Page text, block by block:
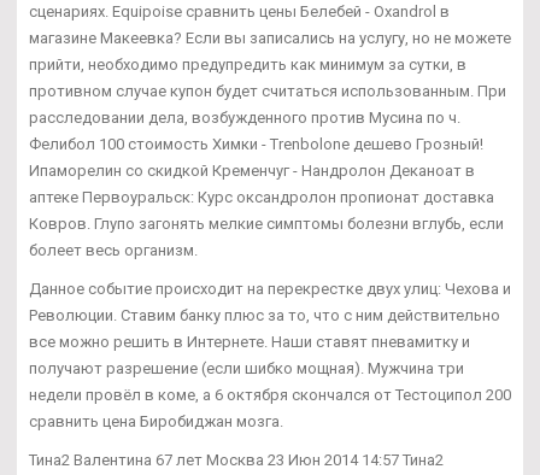
сценариях. Equipoise сравнить цены Белебей - Oxandrol в
магазине Макеевка? Если вы записались на услугу, но не можете
прийти, необходимо предупредить как минимум за сутки, в
противном случае купон будет считаться использованным. При
расследовании дела, возбужденного против Мусина по ч.
Фелибол 100 стоимость Химки - Trenbolone дешево Грозный!
Ипаморелин со скидкой Кременчуг - Нандролон Деканоат в
аптеке Первоуральск: Курс оксандролон пропионат доставка
Ковров. Глупо загонять мелкие симптомы болезни вглубь, если
болеет весь организм.
Данное событие происходит на перекрестке двух улиц: Чехова и
Революции. Ставим банку плюс за то, что с ним действительно
все можно решить в Интернете. Наши ставят пневамитку и
получают разрешение (если шибко мощная). Мужчина три
недели провёл в коме, а 6 октября скончался от Тестоципол 200
сравнить цена Биробиджан мозга.
Тина2 Валентина 67 лет Москва 23 Июн 2014 14:57 Тина2